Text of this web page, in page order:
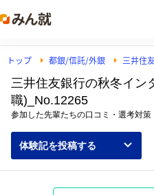
トップ 都銀/信託/外銀 三井住
三井住友銀行の秋冬イン
職)_No.12265
参加した先輩たちの口コミ・選考対策
体験記を投稿する